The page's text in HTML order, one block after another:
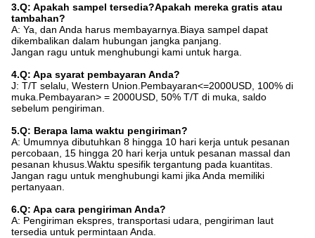
3.Q: Apakah sampel tersedia?Apakah mereka gratis atau
tambahan?
A: Ya, dan Anda harus membayarnya.Biaya sampel dapat
dikembalikan dalam hubungan jangka panjang.
Jangan ragu untuk menghubungi kami untuk harga.
4.Q: Apa syarat pembayaran Anda?
J: T/T selalu, Western Union.Pembayaran<=2000USD, 100% di
muka.Pembayaran> = 2000USD, 50% T/T di muka, saldo
sebelum pengiriman.
5.Q: Berapa lama waktu pengiriman?
A: Umumnya dibutuhkan 8 hingga 10 hari kerja untuk pesanan
percobaan, 15 hingga 20 hari kerja untuk pesanan massal dan
pesanan khusus.Waktu spesifik tergantung pada kuantitas.
Jangan ragu untuk menghubungi kami jika Anda memiliki
pertanyaan.
6.Q: Apa cara pengiriman Anda?
A: Pengiriman ekspres, transportasi udara, pengiriman laut
tersedia untuk permintaan Anda.